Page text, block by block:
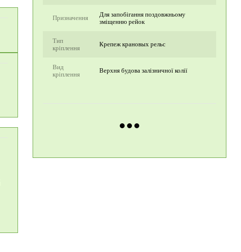
Призначення
Для запобігання поздовжньому
зміщенню рейок
Тип
кріплення
Крепеж крановых рельс
Вид
кріплення
Верхня будова залізничної колії